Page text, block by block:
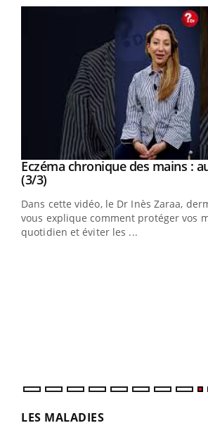
Youtube
Youtube
Eczéma chronique des mains :
(3/3)Youtube
Dans cette vidéo, le Dr Inès Zaraa,
vous explique comment protéger vos
quotidien et éviter les ...
LES MALADIES